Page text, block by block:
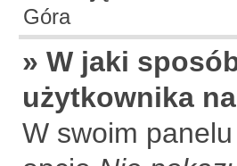
Góra
» W jaki
użytkownika
W swoim